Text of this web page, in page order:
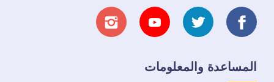
تابعنا
على
تابعنا
على
تابعنا تابعنا
المساعدة والمعلومات